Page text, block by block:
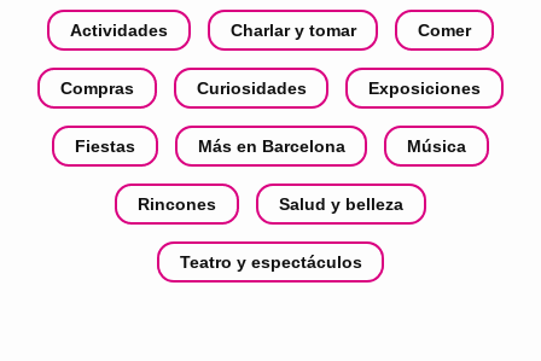
Actividades Charlar y tomar Comer
Compras Curiosidades Exposiciones
Fiestas Más en Barcelona Música
Rincones Salud y belleza
Teatro y espectáculos